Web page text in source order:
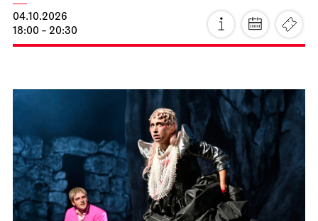
04.10.2026
18:00 - 20:30